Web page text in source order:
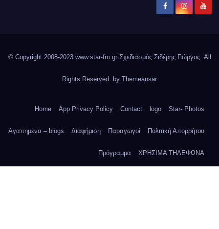
© Copyright 2008-2023 www.star-fm.gr Σχεδιασμός Σιδέρης Γιώργος. All
Rights Reserved. by Themeansar
Home App Privacy Policy Contact logo Star- Photos
Αγαπημένα – blogs Διαφήμιση Παραγωγοί Πολιτική Απορρήτου
Πρόγραμμα ΧΡΗΣΙΜΑ ΤΗΛΕΦΩΝΑ